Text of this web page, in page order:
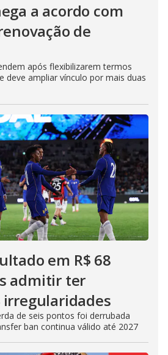
a acordo com
de
após flexibilizarem termos
deve ampliar vínculo por mais duas
em R$ 68
admitir ter
de seis pontos foi derrubada
ban continua válido até 2027